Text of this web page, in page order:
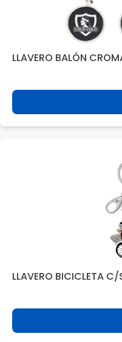
LLAVERO BALÓN
LLAVERO BICICLETA C/